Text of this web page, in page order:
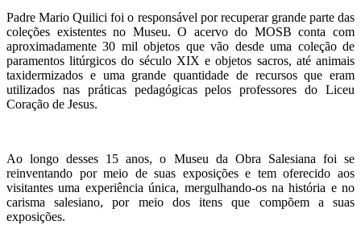
Padre Mario Quilici foi o responsável por recuperar grande parte das
coleções existentes no Museu. O acervo do MOSB conta com
aproximadamente 30 mil objetos que vão desde uma coleção de
paramentos litúrgicos do século XIX e objetos sacros, até animais
taxidermizados e uma grande quantidade de recursos que eram
utilizados nas práticas pedagógicas pelos professores do Liceu
Coração de Jesus.
Ao longo desses 15 anos, o Museu da Obra Salesiana foi se
reinventando por meio de suas exposições e tem oferecido aos
visitantes uma experiência única, mergulhando-os na história e no
carisma salesiano, por meio dos itens que compõem a suas
exposições.